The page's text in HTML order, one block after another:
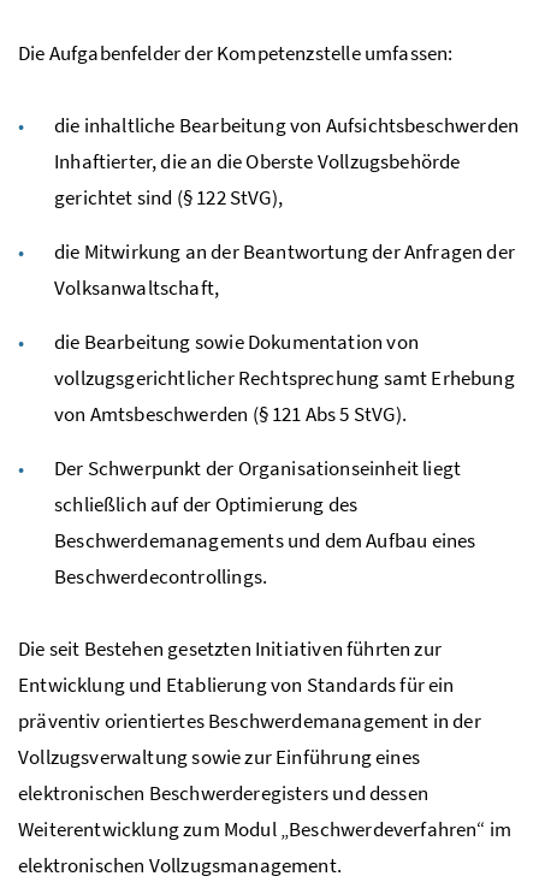
Die Aufgabenfelder der Kompetenzstelle umfassen:
die inhaltliche Bearbeitung von Aufsichtsbeschwerden
Inhaftierter, die an die Oberste Vollzugsbehörde
gerichtet sind (§ 122 StVG),
die Mitwirkung an der Beantwortung der Anfragen der
Volksanwaltschaft,
die Bearbeitung sowie Dokumentation von
vollzugsgerichtlicher Rechtsprechung samt Erhebung
von Amtsbeschwerden (§ 121 Abs 5 StVG).
Der Schwerpunkt der Organisationseinheit liegt
schließlich auf der Optimierung des
Beschwerdemanagements und dem Aufbau eines
Beschwerdecontrollings.
Die seit Bestehen gesetzten Initiativen führten zur
Entwicklung und Etablierung von Standards für ein
präventiv orientiertes Beschwerdemanagement in der
Vollzugsverwaltung sowie zur Einführung eines
elektronischen Beschwerderegisters und dessen
Weiterentwicklung zum Modul „Beschwerdeverfahren“ im
elektronischen Vollzugsmanagement.